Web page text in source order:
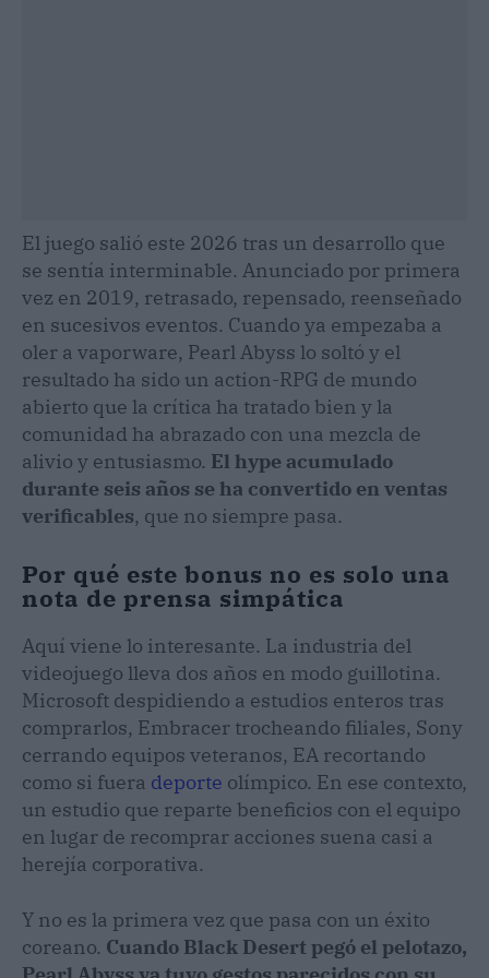
El juego salió este 2026 tras un desarrollo que
se sentía interminable. Anunciado por primera
vez en 2019, retrasado, repensado, reenseñado
en sucesivos eventos. Cuando ya empezaba a
oler a vaporware, Pearl Abyss lo soltó y el
resultado ha sido un action-RPG de mundo
abierto que la crítica ha tratado bien y la
comunidad ha abrazado con una mezcla de
alivio y entusiasmo. El hype acumulado
durante seis años se ha convertido en ventas
verificables, que no siempre pasa.
Por qué este bonus no es solo una
nota de prensa simpática
Aquí viene lo interesante. La industria del
videojuego lleva dos años en modo guillotina.
Microsoft despidiendo a estudios enteros tras
comprarlos, Embracer trocheando filiales, Sony
cerrando equipos veteranos, EA recortando
como si fuera deporte olímpico. En ese contexto,
un estudio que reparte beneficios con el equipo
en lugar de recomprar acciones suena casi a
herejía corporativa.
Y no es la primera vez que pasa con un éxito
coreano. Cuando Black Desert pegó el pelotazo,